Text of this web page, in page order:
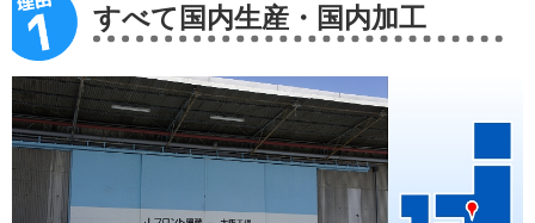
すべて国内生産・国内加工